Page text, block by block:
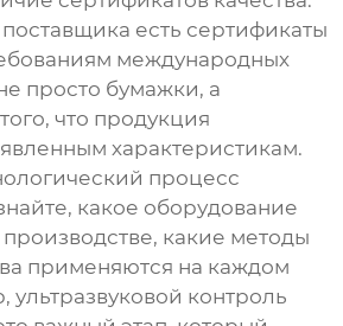
поставщика есть сертификаты
международных
просто бумажки, а
что продукция
характеристикам.
процесс
какое оборудование
производстве, какие методы
применяются на каждом
ультразвуковой контроль